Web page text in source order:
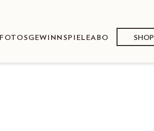
FOTOS GEWINNSPIELEABO SHOP